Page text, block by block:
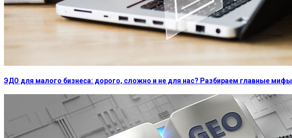
ЭДО для малого бизнеса: дорого, сложно и не для нас? Разбираем главные мифы